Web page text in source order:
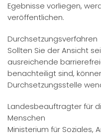
Egebnisse vorliegen,
veröffentlichen.
Durchsetzungsverfahren
Sollten Sie der Ansicht
ausreichende
benachteiligt sind,
Durchsetzungsstelle
Landesbeauftragter für
Menschen
Ministerium für Soziales,